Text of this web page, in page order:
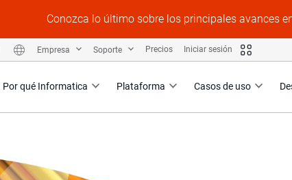
Conozca lo último sobre los principales avances
Por qué Informatica Plataforma Casos de uso
Empresa Soporte Precios Iniciar sesión